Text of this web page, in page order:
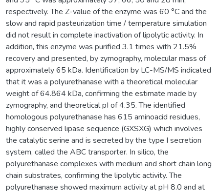
respectively. The Z-value of the enzyme was 60 °C and the
slow and rapid pasteurization time / temperature simulation
did not result in complete inactivation of lipolytic activity. In
addition, this enzyme was purified 3.1 times with 21.5%
recovery and presented, by zymography, molecular mass of
approximately 65 kDa. Identification by LC-MS/MS indicated
that it was a polyurethanase with a theoretical molecular
weight of 64.864 kDa, confirming the estimate made by
zymography, and theoretical pI of 4.35. The identified
homologous polyurethanase has 615 aminoacid residues,
highly conserved lipase sequence (GXSXG) which involves
the catalytic serine and is secreted by the type I secretion
system, called the ABC transporter. In silico, the
polyurethanase complexes with medium and short chain long
chain substrates, confirming the lipolytic activity. The
polyurethanase showed maximum activity at pH 8.0 and at